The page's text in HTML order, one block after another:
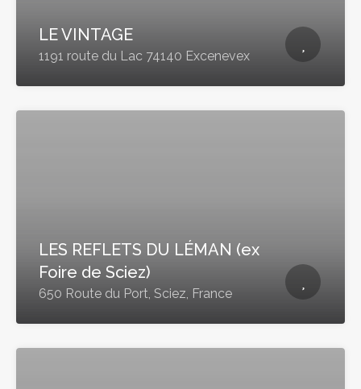
LE VINTAGE
1191 route du Lac 74140 Excenevex
LES REFLETS DU LÉMAN (ex
Foire de Sciez)
650 Route du Port, Sciez, France